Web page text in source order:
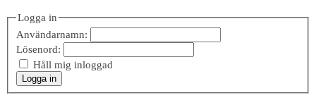
Logga in
Användarnamn:
Lösenord:
Håll mig inloggad
Logga in